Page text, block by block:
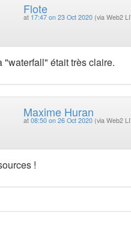
Flote
at 17:47 on 23 Oct 2020 (via Web2
était très claire.
Maxime Huran
at 08:50 on 26 Oct 2020 (via Web2
!